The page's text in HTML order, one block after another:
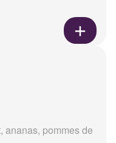
ananas, pommes de